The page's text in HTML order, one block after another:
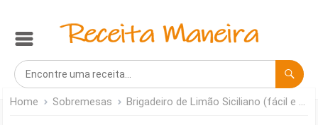
Home Sobremesas Brigadeiro de Limão Siciliano (fácil e gostoso demais)